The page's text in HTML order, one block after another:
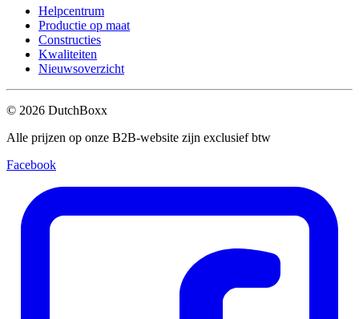
Helpcentrum
Productie op maat
Constructies
Kwaliteiten
Nieuwsoverzicht
© 2026 DutchBoxx
Alle prijzen op onze B2B-website zijn exclusief btw
Facebook